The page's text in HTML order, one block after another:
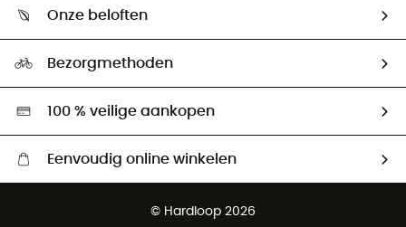
Retourzendingen & Terugbetalingen
Ambassadeurs
Onze beloften
Hardgreen
Bezorgmethoden
100 % veilige aankopen
Eenvoudig online winkelen
Gratis retourneren binnen 100 dagen
© Hardloop 2026